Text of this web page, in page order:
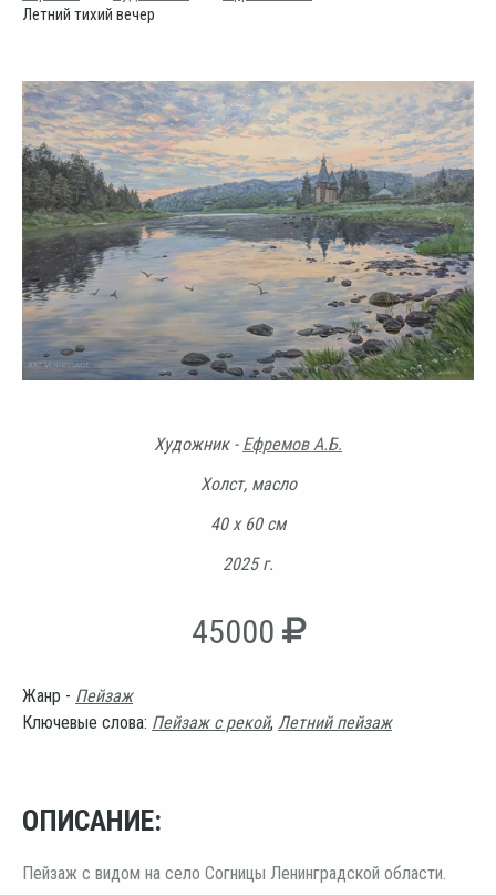
Летний тихий вечер
Художник - Ефремов А.Б.
Холст, масло
40 х 60 см
2025 г.
45000
Жанр - Пейзаж
Ключевые слова: Пейзаж с рекой, Летний пейзаж
ОПИСАНИЕ:
Пейзаж с видом на село Согницы Ленинградской области.